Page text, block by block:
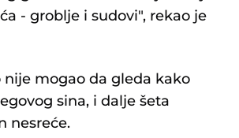
- groblje i sudovi", rekao je
nije mogao da gleda kako
sina, i dalje šeta
nesreće.